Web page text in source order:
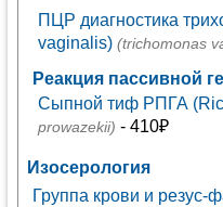
ПЦР диагностика
vaginalis) (trichomonas
Реакция пассивной
Сыпной тиф РПГА
prowazekii) - 410₽
Изосерология
Группа крови и резус-